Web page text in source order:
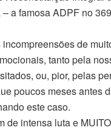
a famosa ADPF no
de
tanto pela
ou, pior, pelas
poucos meses antes
este caso.
intensa luta e